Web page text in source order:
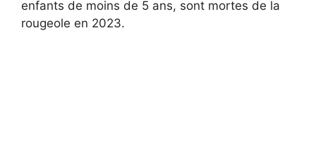
enfants de moins de 5 ans, sont mortes de la
rougeole en 2023.